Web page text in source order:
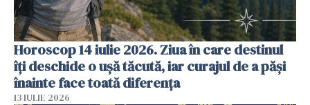
Horoscop 14 iulie 2026. Ziua în care destinul
îți deschide o ușă tăcută, iar curajul de a păși
înainte face toată diferența
13 IULIE 2026